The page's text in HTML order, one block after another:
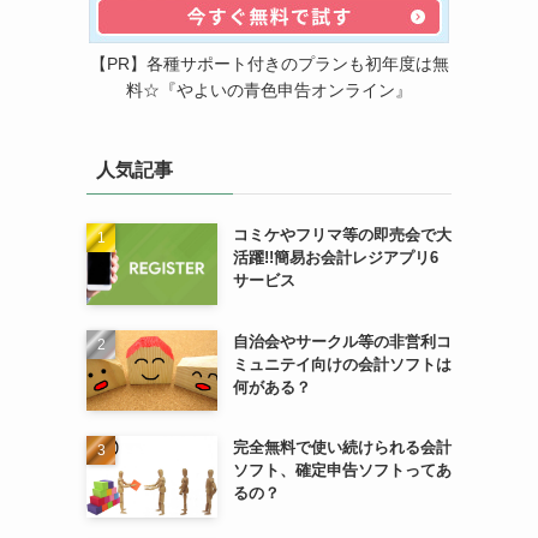
【PR】各種サポート付きのプランも初年度は無
料☆『やよいの青色申告オンライン』
人気記事
コミケやフリマ等の即売会で大
活躍!!簡易お会計レジアプリ6
サービス
自治会やサークル等の非営利コ
ミュニテイ向けの会計ソフトは
何がある？
完全無料で使い続けられる会計
ソフト、確定申告ソフトってあ
るの？